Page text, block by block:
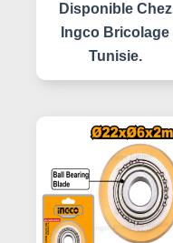
Disponible Chez
Ingco Bricolage
Tunisie.